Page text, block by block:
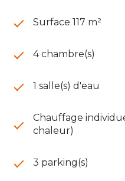
Surface 117 m²
4 chambre(s)
1 salle(s) d'eau
Chauffage
chaleur)
3 parking(s)